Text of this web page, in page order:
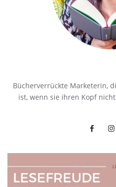
Bücherverrückte Marketerin,
ist, wenn sie ihren Kopf